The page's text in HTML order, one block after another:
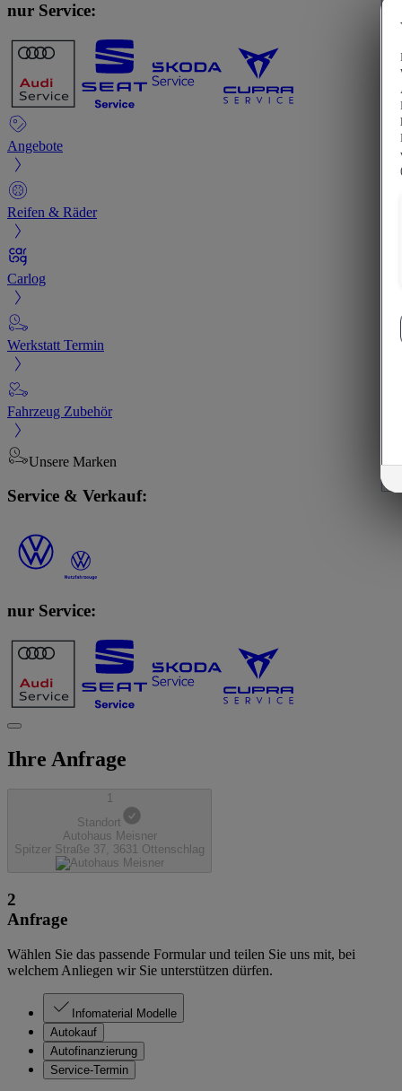
nur Service:
Angebote
Reifen & Räder
Carlog
Werkstatt Termin
Fahrzeug Zubehör
Unsere Marken
Service & Verkauf:
nur Service:
Ihre Anfrage
1
Standort
Autohaus Meisner
Spitzer Straße 37, 3631 Ottenschlag
2
Anfrage
Wählen Sie das passende Formular und teilen Sie uns mit, bei
welchem Anliegen wir Sie unterstützen dürfen.
Infomaterial Modelle
Autokauf
Autofinanzierung
Service-Termin